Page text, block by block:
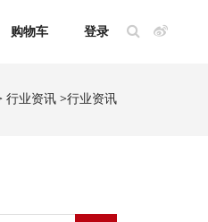
购物车 登录
行业资讯 >行业资讯